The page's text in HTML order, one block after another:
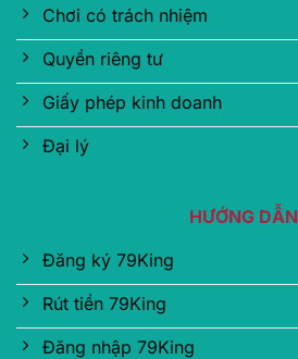
Chơi có trách nhiệm
Quyền riêng tư
Giấy phép kinh doanh
Đại lý
HƯỚNG DẪN
Đăng ký 79King
Rút tiền 79King
Đăng nhập 79King